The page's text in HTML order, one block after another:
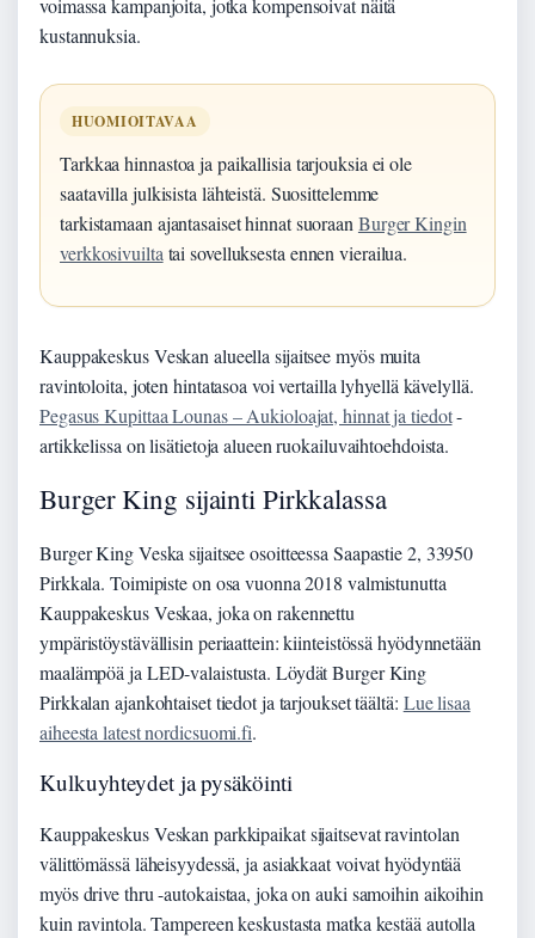
kustannuksia.
HUOMIOITAVAA
Tarkkaa hinnastoa ja paikallisia tarjouksia ei ole
saatavilla julkisista lähteistä. Suosittelemme
tarkistamaan ajantasaiset hinnat suoraan Burger Kingin
verkkosivuilta tai sovelluksesta ennen vierailua.
Kauppakeskus Veskan alueella sijaitsee myös muita
ravintoloita, joten hintatasoa voi vertailla lyhyellä kävelyllä.
Pegasus Kupittaa Lounas – Aukioloajat, hinnat ja tiedot-
artikkelissa on lisätietoja alueen ruokailuvaihtoehdoista.
Burger King sijainti Pirkkalassa
Burger King Veska sijaitsee osoitteessa Saapastie 2, 33950
Pirkkala. Toimipiste on osa vuonna 2018 valmistunutta
Kauppakeskus Veskaa, joka on rakennettu
ympäristöystävällisin periaattein: kiinteistössä hyödynnetään
maalämpöä ja LED-valaistusta. Löydät Burger King
Pirkkalan ajankohtaiset tiedot ja tarjoukset täältä: Lue lisaa
aiheesta latest nordicsuomi.fi.
Kulkuyhteydet ja pysäköinti
Kauppakeskus Veskan parkkipaikat sijaitsevat ravintolan
välittömässä läheisyydessä, ja asiakkaat voivat hyödyntää
myös drive thru -autokaistaa, joka on auki samoihin aikoihin
kuin ravintola. Tampereen keskustasta matka kestää autolla